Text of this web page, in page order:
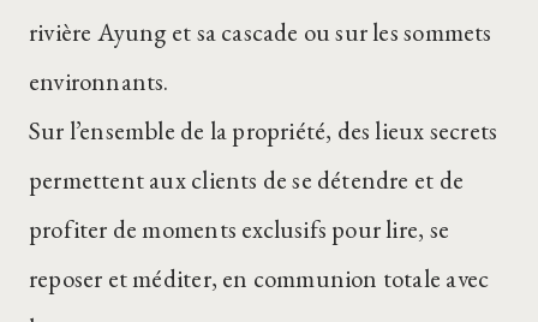
rivière Ayung et sa cascade ou sur les sommets
environnants.
Sur l’ensemble de la propriété, des lieux secrets
permettent aux clients de se détendre et de
profiter de moments exclusifs pour lire, se
reposer et méditer, en communion totale avec